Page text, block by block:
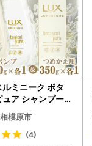
ミニーク ボタ
ュア シャンプー/
ント ポンプ45
かえ用350g 各1
※離島への配送不
模原市
(4)